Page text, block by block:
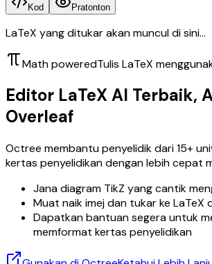
Kod Pratonton
LaTeX yang ditukar akan muncul di sini...
Math poweredTulis LaTeX
Editor LaTeX AI Terbaik,
Overleaf
Octree membantu penyelidik dari 15+
kertas penyelidikan dengan lebih cepat
Jana diagram TikZ yang cantik
Muat naik imej dan tukar ke LaTeX
Dapatkan bantuan segera untuk
memformat kertas penyelidikan